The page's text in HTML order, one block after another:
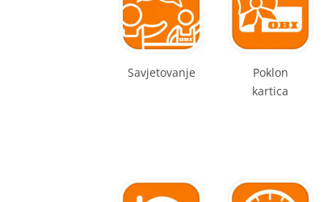
Savjetovanje
Poklon
kartica